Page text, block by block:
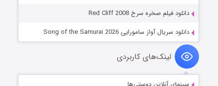
دانلود فیلم صخره سرخ Red Cliff 2008
دانلود سریال آواز سامورایی Song of the Samurai 2026
لینک‌های کاربردی